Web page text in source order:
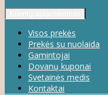
Visos prekės
Prekės su nuolaida
Gamintojai
Dovanų kuponai
Svetainės medis
Kontaktai